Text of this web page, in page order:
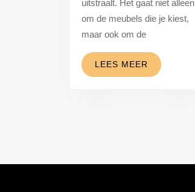
huis
deze
tips
uitstraalt. Het gaat niet alleen
om de meubels die je kiest,
maar ook om de
LEES MEER LEES
MEER